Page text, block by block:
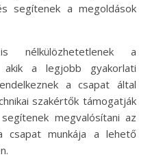
segítenek a megoldások
nélkülözhetetlenek a
akik a legjobb gyakorlati
a csapat által
szakértők támogatják
megvalósítani az
csapat munkája a lehető